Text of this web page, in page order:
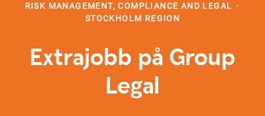
RISK MANAGEMENT, COMPLIANCE AND LEGAL ·
STOCKHOLM REGION
Extrajobb på Group
Legal